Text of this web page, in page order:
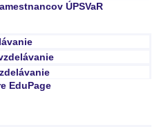
ÚPSVaR
EduPage